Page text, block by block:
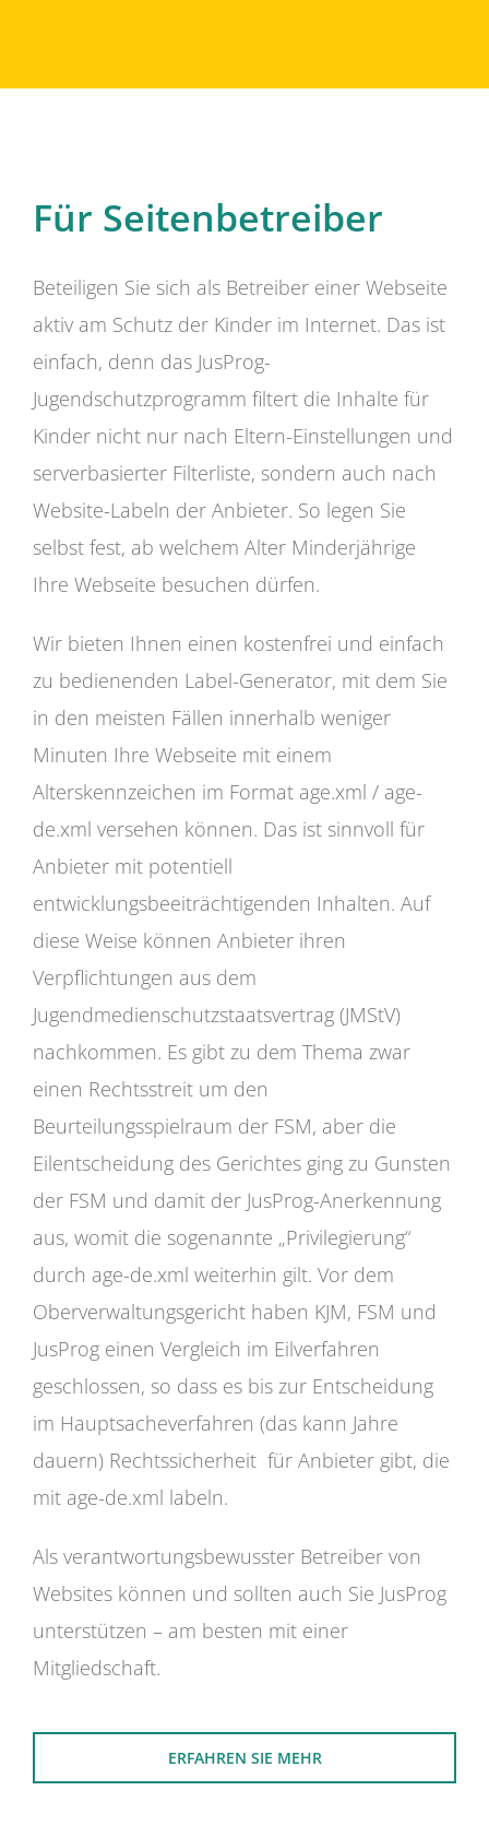
Für Seitenbetreiber
Beteiligen Sie sich als Betreiber einer Webseite
aktiv am Schutz der Kinder im Internet. Das ist
einfach, denn das JusProg-
Jugendschutzprogramm filtert die Inhalte für
Kinder nicht nur nach Eltern-Einstellungen und
serverbasierter Filterliste, sondern auch nach
Website-Labeln der Anbieter. So legen Sie
selbst fest, ab welchem Alter Minderjährige
Ihre Webseite besuchen dürfen.
Wir bieten Ihnen einen kostenfrei und einfach
zu bedienenden Label-Generator, mit dem Sie
in den meisten Fällen innerhalb weniger
Minuten Ihre Webseite mit einem
Alterskennzeichen im Format age.xml / age-
de.xml versehen können. Das ist sinnvoll für
Anbieter mit potentiell
entwicklungsbeeiträchtigenden Inhalten. Auf
diese Weise können Anbieter ihren
Verpflichtungen aus dem
Jugendmedienschutzstaatsvertrag (JMStV)
nachkommen. Es gibt zu dem Thema zwar
einen Rechtsstreit um den
Beurteilungsspielraum der FSM, aber die
Eilentscheidung des Gerichtes ging zu Gunsten
der FSM und damit der JusProg-Anerkennung
aus, womit die sogenannte „Privilegierung“
durch age-de.xml weiterhin gilt. Vor dem
Oberverwaltungsgericht haben KJM, FSM und
JusProg einen Vergleich im Eilverfahren
geschlossen, so dass es bis zur Entscheidung
im Hauptsacheverfahren (das kann Jahre
dauern) Rechtssicherheit für Anbieter gibt, die
mit age-de.xml labeln.
Als verantwortungsbewusster Betreiber von
Websites können und sollten auch Sie JusProg
unterstützen – am besten mit einer
Mitgliedschaft.
ERFAHREN SIE MEHR